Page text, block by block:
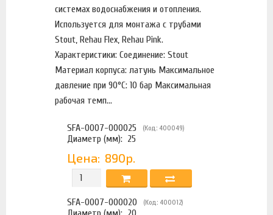
системах водоснабжения и отопления.
Используется для монтажа с трубами
Stout, Rehau Flex, Rehau Pink.
Характеристики: Соединение: Stout
Материал корпуса: латунь Максимальное
давление при 90°С: 10 бар Максимальная
рабочая темп...
SFA-0007-000025 (Код: 400049)
Диаметр (мм): 25
Цена: 890р.
SFA-0007-000020 (Код: 400012)